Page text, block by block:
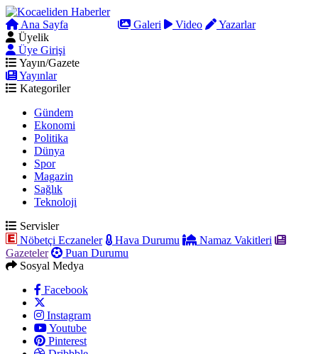
Ana Sayfa Galeri Video
Yazarlar
Üyelik
Üye Girişi
Yayın/Gazete
Yayınlar
Kategoriler
Gündem
Ekonomi
Politika
Dünya
Spor
Magazin
Sağlık
Teknoloji
Servisler
Nöbetçi Eczaneler
Hava Durumu
Namaz Vakitleri
Gazeteler
Puan Durumu
Sosyal Medya
Facebook
Instagram
Youtube
Pinterest